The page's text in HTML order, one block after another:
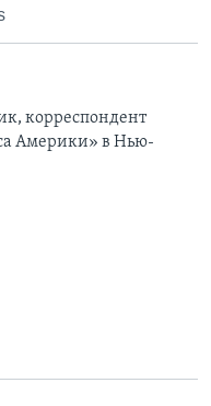
корреспондент
Америки» в Нью-